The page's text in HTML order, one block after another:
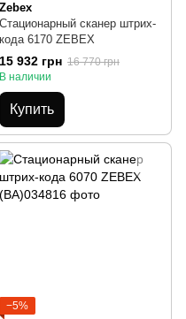
Zebex
Стационарный сканер штрих-
кода 6170 ZEBEX
15 932 грн 16 770 грн
В наличии
Купить
−5%